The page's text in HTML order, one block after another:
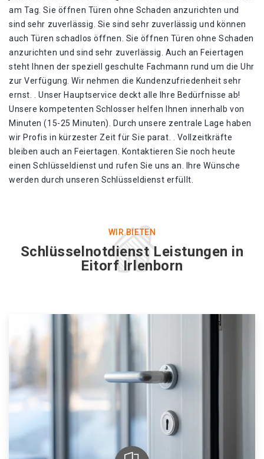
am Tag. Sie öffnen Türen ohne Schaden anzurichten und
sind sehr zuverlässig. Sie sind sehr zuverlässig und können
auch Türen schadlos öffnen. Sie öffnen Türen ohne Schaden
anzurichten und sind sehr zuverlässig. Auch an Feiertagen
steht Ihnen der speziell geschulte Fachmann rund um die Uhr
zur Verfügung. Wir nehmen die Kundenzufriedenheit sehr
ernst. . Unser Hauptservice deckt alle Ihre Bedürfnisse ab!
Unsere kompetenten Schlosser helfen Ihnen innerhalb von
Minuten (15-25 Minuten). Durch unsere zentrale Lage haben
wir Profis in kürzester Zeit für Sie parat. . Vollzeitkräfte
bleiben auch an Feiertagen. Kontaktieren Sie noch heute
einen Schlüsseldienst und rufen Sie uns an. Ihre Wünsche
werden durch unseren Schlüsseldienst erfüllt.
WIR BIETEN
Schlüsselnotdienst Leistungen in
Eitorf Irlenborn